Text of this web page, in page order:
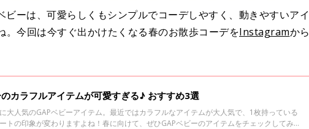
ビーは、可愛らしくもシンプルでコーデしやすく、動きやすいアイ
。今回は今すぐ出かけたくなる春のお散歩コーデをInstagramから
カラフルアイテムが可愛すぎる♪ おすすめ3選
大人気のGAPベビーアイテム。最近ではカラフルなアイテムが大人気で、1枚持っている
トの印象が変わりますよね！春に向けて、ぜひGAPベビーのアイテムをチェックしてみて